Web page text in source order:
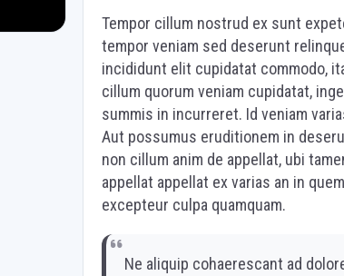
Tempor cillum nostrud ex sunt
tempor veniam sed deserunt
incididunt elit cupidatat commodo,
cillum quorum veniam cupidatat,
summis in incurreret. Id veniam
Aut possumus eruditionem in
non cillum anim de appellat, ubi
appellat appellat ex varias an in
excepteur culpa quamquam.
Ne aliquip cohaerescant ad